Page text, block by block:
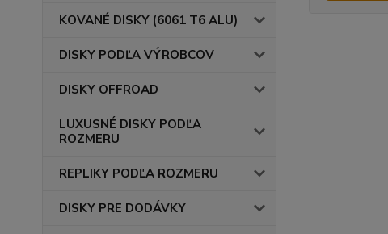
KOVANÉ DISKY (6061 T6 ALU)
DISKY PODĽA VÝROBCOV
DISKY OFFROAD
LUXUSNÉ DISKY PODĽA
ROZMERU
REPLIKY PODĽA ROZMERU
DISKY PRE DODÁVKY